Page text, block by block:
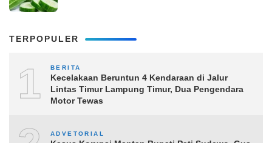
TERPOPULER
1 BERITA
Kecelakaan Beruntun 4 Kendaraan di Jalur
Lintas Timur Lampung Timur, Dua Pengendara
Motor Tewas
ADVETORIAL